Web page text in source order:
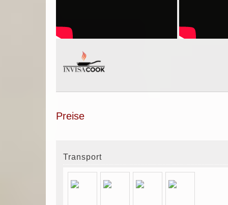
Preise
Transport